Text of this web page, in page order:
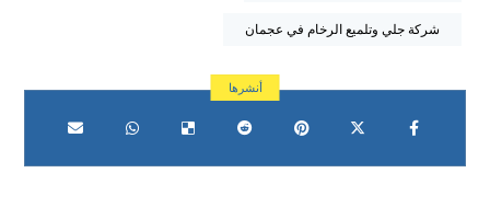
شركة جلي وتلميع الرخام في عجمان